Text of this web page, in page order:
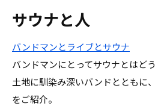
サウナと人
バンドマンとライブとサウナ
バンドマンにとってサウナとはど
土地に馴染み深いバンドとともに
をご紹介。